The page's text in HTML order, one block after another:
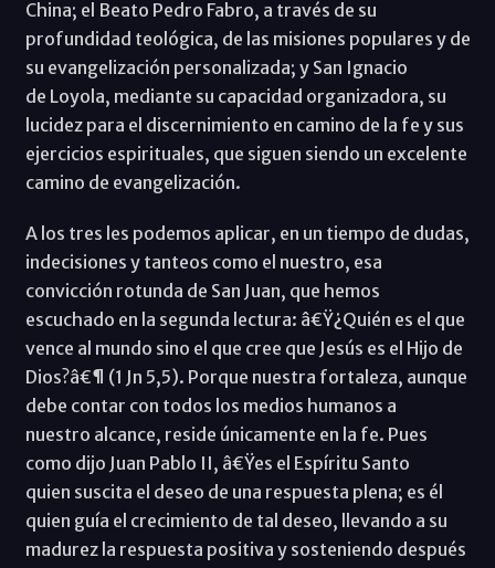
China; el Beato Pedro Fabro, a través de su
profundidad teológica, de las misiones populares y de
su evangelización personalizada; y San Ignacio
de Loyola, mediante su capacidad organizadora, su
lucidez para el discernimiento en camino de la fe y sus
ejercicios espirituales, que siguen siendo un excelente
camino de evangelización.
A los tres les podemos aplicar, en un tiempo de dudas,
indecisiones y tanteos como el nuestro, esa
convicción rotunda de San Juan, que hemos
escuchado en la segunda lectura: â€Ÿ¿Quién es el que
vence al mundo sino el que cree que Jesús es el Hijo de
Dios?â€¶ (1 Jn 5,5). Porque nuestra fortaleza, aunque
debe contar con todos los medios humanos a
nuestro alcance, reside únicamente en la fe. Pues
como dijo Juan Pablo II, â€Ÿes el Espíritu Santo
quien suscita el deseo de una respuesta plena; es él
quien guía el crecimiento de tal deseo, llevando a su
madurez la respuesta positiva y sosteniendo después